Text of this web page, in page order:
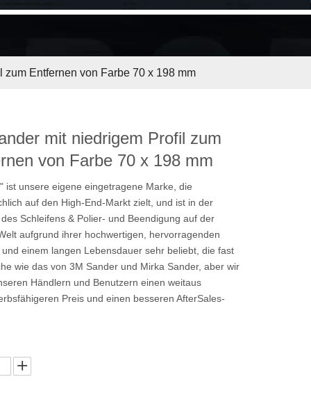
Entfernen von Farbe 70 x 198 mm
mit niedrigem Profil zum
von Farbe 70 x 198 mm
ist unsere eigene eingetragene Marke, die
auf den High-End-Markt zielt, und ist in der
Schleifens & Polier- und Beendigung auf der
aufgrund ihrer hochwertigen, hervorragenden
und einem langen Lebensdauer sehr beliebt, die fast
wie das von 3M Sander und Mirka Sander, aber wir
Händlern und Benutzern einen weitaus
Preis und einen besseren AfterSales-